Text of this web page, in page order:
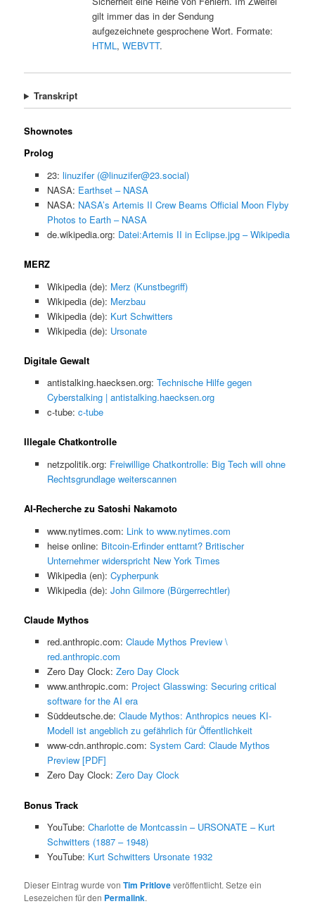
gilt immer das in der Sendung
aufgezeichnete gesprochene Wort. Formate:
HTML, WEBVTT.
Transkript
Shownotes
Prolog
23: linuzifer (@linuzifer@23.social)
NASA: Earthset – NASA
NASA: NASA’s Artemis II Crew Beams Official Moon Flyby
Photos to Earth – NASA
de.wikipedia.org: Datei:Artemis II in Eclipse.jpg – Wikipedia
MERZ
Wikipedia (de): Merz (Kunstbegriff)
Wikipedia (de): Merzbau
Wikipedia (de): Kurt Schwitters
Wikipedia (de): Ursonate
Digitale Gewalt
antistalking.haecksen.org: Technische Hilfe gegen
Cyberstalking | antistalking.haecksen.org
c-tube: c-tube
Illegale Chatkontrolle
netzpolitik.org: Freiwillige Chatkontrolle: Big Tech will ohne
Rechtsgrundlage weiterscannen
AI-Recherche zu Satoshi Nakamoto
www.nytimes.com: Link to www.nytimes.com
heise online: Bitcoin-Erfinder enttarnt? Britischer
Unternehmer widerspricht New York Times
Wikipedia (en): Cypherpunk
Wikipedia (de): John Gilmore (Bürgerrechtler)
Claude Mythos
red.anthropic.com: Claude Mythos Preview \
red.anthropic.com
Zero Day Clock: Zero Day Clock
www.anthropic.com: Project Glasswing: Securing critical
software for the AI era
Süddeutsche.de: Claude Mythos: Anthropics neues KI-
Modell ist angeblich zu gefährlich für Öffentlichkeit
www-cdn.anthropic.com: System Card: Claude Mythos
Preview [PDF]
Zero Day Clock: Zero Day Clock
Bonus Track
YouTube: Charlotte de Montcassin – URSONATE – Kurt
Schwitters (1887 – 1948)
YouTube: Kurt Schwitters Ursonate 1932
Dieser Eintrag wurde vonTim Pritloveveröffentlicht. Setze ein
Lesezeichen für den Permalink.